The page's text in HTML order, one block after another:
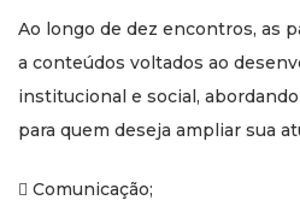
Ao longo de dez encontros, as
a conteúdos voltados ao
institucional e social,
para quem deseja ampliar sua
 Comunicação;